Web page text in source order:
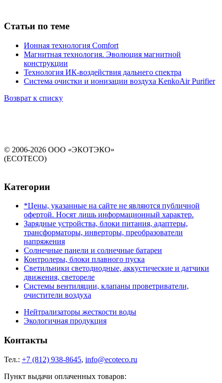
Статьи по теме
Ионная технология Comfort
Магнитная технология. Эволюция магнитной
конструкции
Технология ИК-воздействия дальнего спектра
Система очистки и ионизации воздуха KenkoAir Purifier
Возврат к списку
© 2006-2026 ООО «ЭКОТЭКО»
(ECOTECO)
Категории
*Цены, указанные на сайте не являются публичной
офертой. Носят лишь информационный характер.
Зарядные устройства, блоки питания, адаптеры,
трансформаторы, инверторы, преобразователи
напряжения
Солнечные панели и солнечные батареи
Контролеры, блоки плавного пуска
Светильники светодиодные, аккустические и датчики
движения, светореле
Системы вентиляции, клапаны проветриватели,
очистители воздуха
Нейтрализаторы жесткости воды
Экологичная продукция
Контакты
Тел.: +7 (812) 938-8645, info@ecoteco.ru
Пункт выдачи оплаченных товаров: